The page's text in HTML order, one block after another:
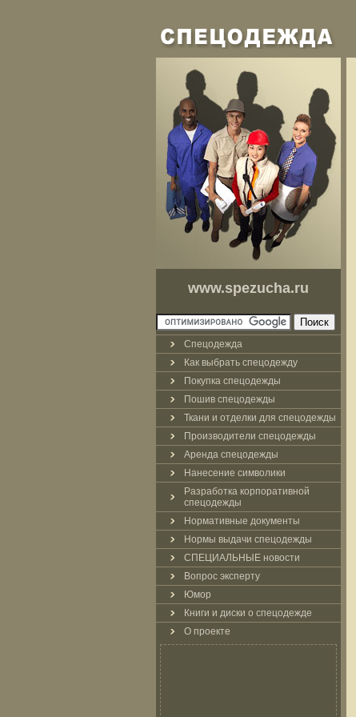
www.spezucha.ru
Спецодежда
Как выбрать спецодежду
Покупка спецодежды
Пошив спецодежды
Ткани и отделки для спецодежды
Производители спецодежды
Аренда спецодежды
Нанесение символики
Разработка корпоративной
спецодежды
Нормативные документы
Нормы выдачи спецодежды
СПЕЦИАЛЬНЫЕ новости
Вопрос эксперту
Юмор
Книги и диски о спецодежде
О проекте